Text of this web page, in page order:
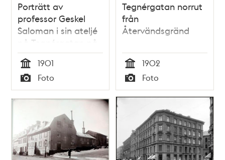
Porträtt av
professor Geskel
Saloman i sin ateljé
på Tegnérgatan på
sin 80-årsdag
Tid
1901
Typ
Foto
Tegnérgatan norrut
från
Återvändsgränd
Tid
1902
Typ
Foto